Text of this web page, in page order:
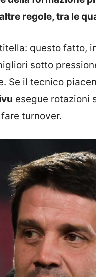
regole, tra le
questo fatto,
sotto
Se il tecnico
esegue rotazioni
turnover.